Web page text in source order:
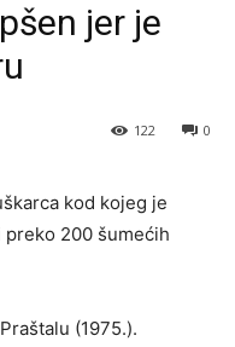
jer je
0
122
kod kojeg je
200 šumećih
(1975.).